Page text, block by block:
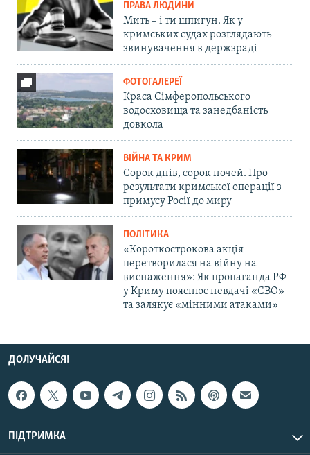
ПРАВА ЛЮДИНИ
Мить – і ти шпигун. Як у
кримських судах розглядають
звинувачення в держзраді
ФОТОГАЛЕРЕЇ
Краса Сімферопольського
водосховища та занедбаність
довкола
ВІЙНА ТА КРИМ
Сорок днів, сорок ночей. Про
результати кримської операції з
примусу Росії до миру
ПОЛІТИКА
«Короткострокова акція
перетворилася на війну на
виснаження»: Як пропаганда РФ
у Криму пояснює невдачі «СВО»
та залякує «мінними атаками»
ДОЛУЧАЙСЯ!
ПІДТРИМКА